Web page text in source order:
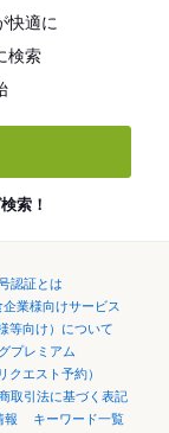
快適に
検索
索！
認証とは
業様向けサービス
等向け）について
プレミアム
クエスト予約）
取引法に基づく表記
報
キーワード一覧